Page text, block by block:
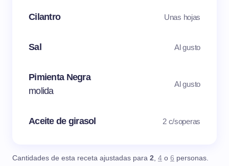
Cilantro Unas hojas
Sal Al gusto
Pimienta Negra
molida
Al gusto
Aceite de girasol 2 c/soperas
Cantidades de esta receta ajustadas para 2, 4 o 6 personas.